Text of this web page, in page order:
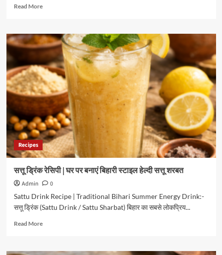
Read MoreRead
चूड़ा
मटर
रेसिपी
|
बिहारी
स्टाइल
चूड़ा
मटर
बनाने
की
आसान
विधि
Recipes
सत्तू ड्रिंक रेसिपी | घर पर बनाएं बिहारी स्टाइल हेल्दी सत्तू शरबत
Admin
0
Sattu Drink Recipe | Traditional Bihari Summer Energy Drink:-
सत्तू ड्रिंक (Sattu Drink / Sattu Sharbat) बिहार का सबसे लोकप्रिय...
Read MoreRead
सत्तू